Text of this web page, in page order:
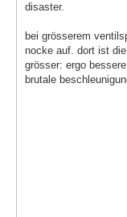
disaster.
bei grösserem
nocke auf. dort ist
grösser: ergo
brutale